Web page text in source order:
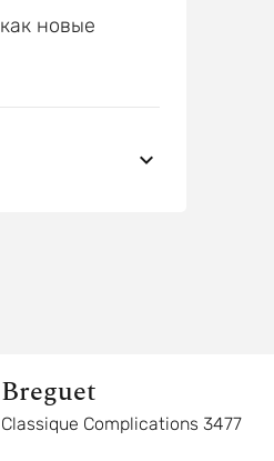
как новые
Breguet
Classique Complications 3477